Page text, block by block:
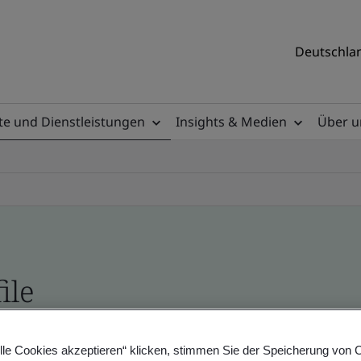
und Dienstleistungen Insights & Medien
Über
- Validation and Verification, German
Cookies akzeptieren“ klicken, stimmen Sie der Speicherung von